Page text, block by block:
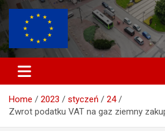
Home 2023 styczeń
24
Zwrot podatku VAT na gaz ziemny